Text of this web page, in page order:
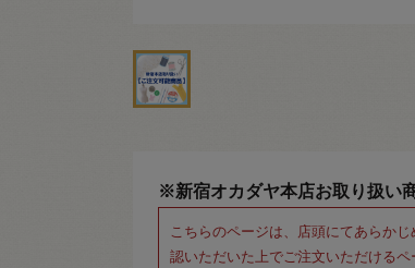
※新宿オカダヤ本店お取り扱い
こちらのページは、店頭にてあらか
認いただいた上でご注文いただけるペ